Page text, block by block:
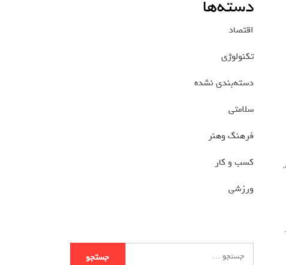
دسته‌ها
اقتصاد
تکنولوژی
دسته‌بندی نشده
سلامتی
فرهنگ وهنر
کسب و کار
ورزشی